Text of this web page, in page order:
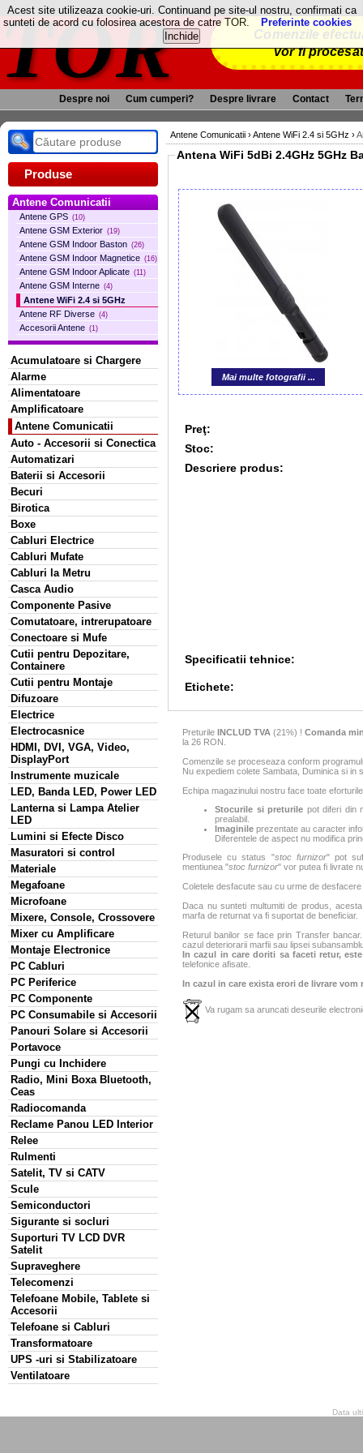
TOR
Comenzile
vor fi
Despre noi Cum cumperi? Despre livrare Contact
Produse
Antene Comunicatii
Antene GPS (10)
Antene GSM Exterior (19)
Antene GSM Indoor Baston (26)
Antene GSM Indoor Magnetice (16)
Antene GSM Indoor Aplicate (11)
Antene GSM Interne (4)
Antene WiFi 2.4 si 5GHz
Antene RF Diverse (4)
Accesorii Antene (1)
Acumulatoare si Chargere
Alarme
Alimentatoare
Amplificatoare
Antene Comunicatii
Auto - Accesorii si Conectica
Automatizari
Baterii si Accesorii
Becuri
Birotica
Boxe
Cabluri Electrice
Cabluri Mufate
Cabluri la Metru
Casca Audio
Componente Pasive
Comutatoare, intrerupatoare
Conectoare si Mufe
Cutii pentru Depozitare,
Containere
Cutii pentru Montaje
Difuzoare
Electrice
Electrocasnice
HDMI, DVI, VGA, Video,
DisplayPort
Instrumente muzicale
LED, Banda LED, Power LED
Lanterna si Lampa Atelier
LED
Lumini si Efecte Disco
Masuratori si control
Materiale
Megafoane
Microfoane
Mixere, Console, Crossovere
Mixer cu Amplificare
Montaje Electronice
PC Cabluri
PC Periferice
PC Componente
PC Consumabile si Accesorii
Panouri Solare si Accesorii
Portavoce
Pungi cu Inchidere
Radio, Mini Boxa Bluetooth,
Ceas
Radiocomanda
Reclame Panou LED Interior
Relee
Rulmenti
Satelit, TV si CATV
Scule
Semiconductori
Sigurante si socluri
Suporturi TV LCD DVR
Satelit
Supraveghere
Telecomenzi
Telefoane Mobile, Tablete si
Accesorii
Telefoane si Cabluri
Transformatoare
UPS -uri si Stabilizatoare
Ventilatoare
Antene Comunicatii ›Antene WiFi 2.4 si 5GHz ›
Antena WiFi 5dBi 2.4GHz 5GHz
Mai multe fotografii ...
Preţ:
Stoc:
Descriere produs:
Specificatii tehnice:
Etichete:
Preturile INCLUD TVA (21%) ! Comanda
la 26 RON.
Comenzile se proceseaza conform
Nu expediem colete Sambata, Duminica si in
Echipa magazinului nostru face toate
Stocurile si preturile pot diferi din
prealabil.
Imaginile prezentate au caracter
Diferentele de aspect nu modifica
Produsele cu status "stoc furnizor" pot
mentiunea "stoc furnizor" vor putea fi livrate
Coletele desfacute sau cu urme de
Daca nu sunteti multumiti de produs,
marfa de returnat va fi suportat de beneficiar.
Returul banilor se face prin Transfer
cazul deteriorarii marfii sau lipsei
In cazul in care doriti sa faceti retur,
telefonice afisate.
In cazul in care exista erori de livrare
Va rugam sa aruncati deseurile
Data
Acest site utilizeaza cookie-uri. Continuand pe site-ul nostru, confirmati ca
sunteti de acord cu folosirea acestora de catre TOR.
Preferinte cookies